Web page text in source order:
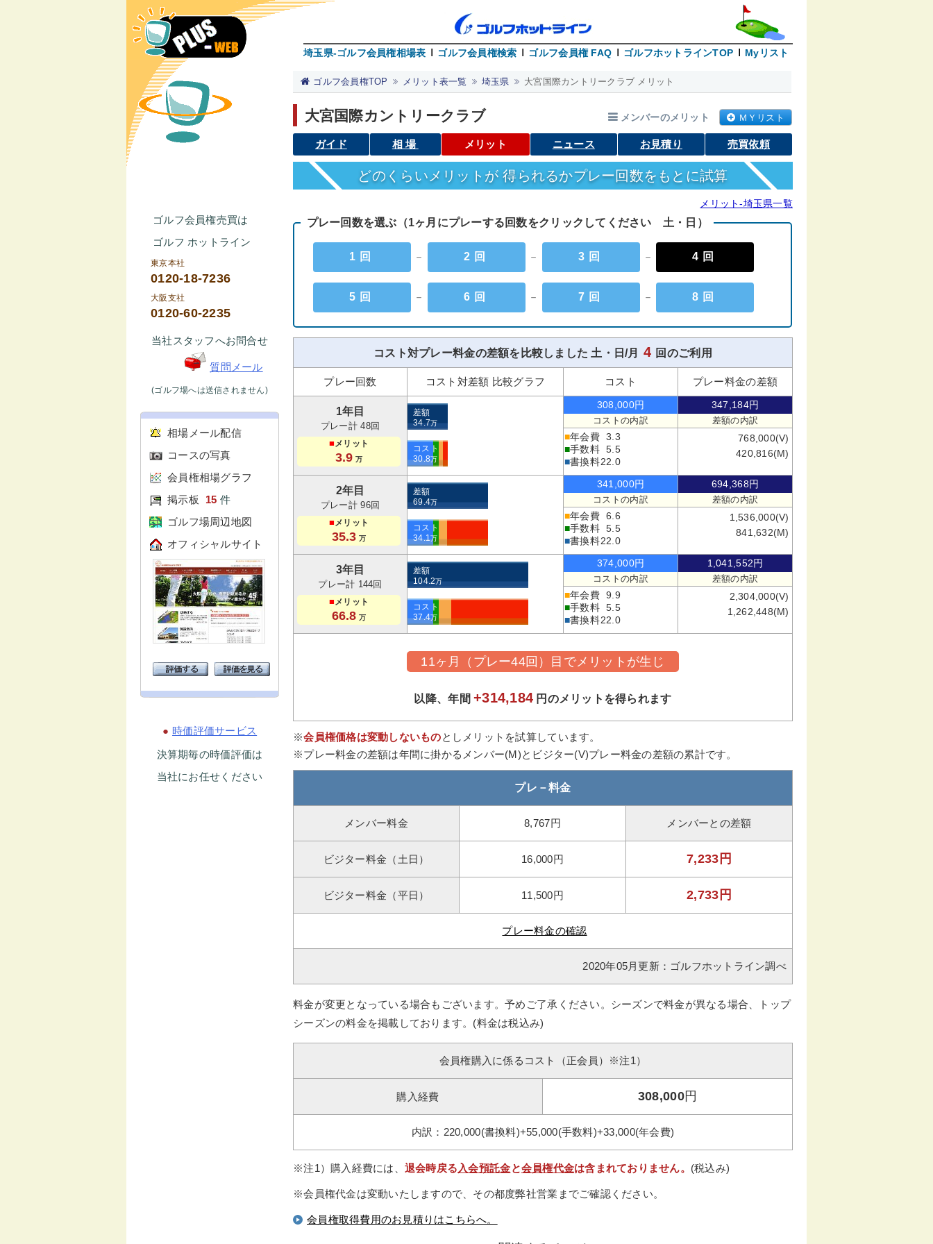
埼玉県-ゴルフ会員権相場表 ゴルフ会員権検索 ゴルフ会員権 FAQ ゴルフホットラインTOP Myリスト
ゴルフ会員権売買は
ゴルフ ホットライン
東京本社
0120-18-7236
大阪支社
0120-60-2235
当社スタッフへお問合せ
質問メール
(ゴルフ場へは送信されません)
相場メール配信
コースの写真
会員権相場グラフ
掲示板
15 件
ゴルフ場周辺地図
オフィシャルサイト
● 時価評価サービス
決算期毎の時価評価は
当社にお任せください
ゴルフ会員権TOP メリット表一覧 埼玉県 大宮国際カントリークラブ メリット
大宮国際カントリークラブ メンバーのメリット ＭＹリスト
ガイド 相場 メリット ニュース お見積り 売買依頼
どのくらいメリットが 得られるかプレー回数をもとに試算
メリット-埼玉県一覧
プレー回数を選ぶ（1ヶ月にプレーする回数をクリックしてください 土・日）
1回 － 2回 － 3回 － 4回
5回 － 6回 － 7回 － 8回
コスト対プレー料金の差額を比較しました 土・日/月 4 回のご利用
プレー回数 コスト対差額 比較グラフ コスト プレー料金の差額
1年目
プレー計 48回
■メリット
3.9 万
差額
34.7万
コスト
30.8万
308,000円
コストの内訳
■年会費 3.3
■手数料 5.5
■書換料22.0
347,184円
差額の内訳
768,000(V)
420,816(M)
2年目
プレー計 96回
■メリット
35.3 万
差額
69.4万
コスト
34.1万
341,000円
コストの内訳
■年会費 6.6
■手数料 5.5
■書換料22.0
694,368円
差額の内訳
1,536,000(V)
841,632(M)
3年目
プレー計 144回
■メリット
66.8 万
差額
104.2万
コスト
37.4万
374,000円
コストの内訳
■年会費 9.9
■手数料 5.5
■書換料22.0
1,041,552円
差額の内訳
2,304,000(V)
1,262,448(M)
11ヶ月（プレー44回）目でメリットが生じ
以降、年間+314,184 円のメリットを得られます
※会員権価格は変動しないものとしメリットを試算しています。
※プレー料金の差額は年間に掛かるメンバー(M)とビジター(V)プレー料金の差額の累計です。
プレ－料金
メンバー料金 8,767円 メンバーとの差額
ビジター料金（土日） 16,000円 7,233円
ビジター料金（平日） 11,500円 2,733円
プレー料金の確認
2020年05月更新：ゴルフホットライン調べ
料金が変更となっている場合もございます。予めご了承ください。シーズンで料金が異なる場合、トップ
シーズンの料金を掲載しております。(料金は税込み)
会員権購入に係るコスト（正会員）※注1）
購入経費 308,000円
内訳：220,000(書換料)+55,000(手数料)+33,000(年会費)
※注1）購入経費には、 退会時戻る 入会預託金と会員権代金は含まれておりません。 (税込み)
※会員権代金は変動いたしますので、その都度弊社営業までご確認ください。
会員権取得費用のお見積りはこちらへ。